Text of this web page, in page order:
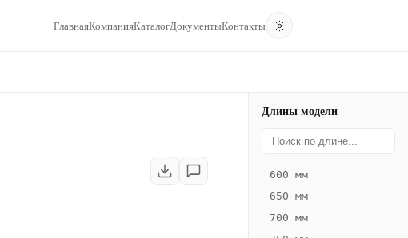
ГлавнаяКомпанияКаталогДокументыКонтакты
Длины модели
600 мм
650 мм
700 мм